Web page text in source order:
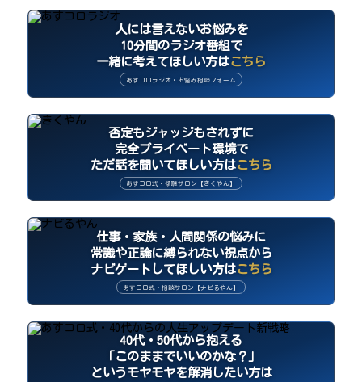
人には言えないお悩みを
10分間のラジオ番組で
一緒に考えてほしい方はこちら
あすコロラジオ・お悩み相談フォーム
否定もジャッジもされずに
完全プライベート環境で
ただ話を聞いてほしい方はこちら
あすコロ式・傾聴サロン【きくやん】
仕事・家族・人間関係の悩みに
常識や正論に縛られない視点から
ナビゲートしてほしい方はこちら
あすコロ式・相談サロン【ナビるやん】
40代・50代から抱える
「このままでいいのかな？」
というモヤモヤを解消したい方は